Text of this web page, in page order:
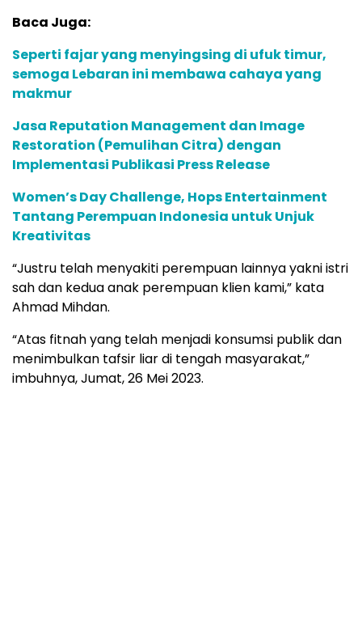
Baca Juga:
Seperti fajar yang menyingsing di ufuk timur,
semoga Lebaran ini membawa cahaya yang
makmur
Jasa Reputation Management dan Image
Restoration (Pemulihan Citra) dengan
Implementasi Publikasi Press Release
Women’s Day Challenge, Hops Entertainment
Tantang Perempuan Indonesia untuk Unjuk
Kreativitas
“Justru telah menyakiti perempuan lainnya yakni istri
sah dan kedua anak perempuan klien kami,” kata
Ahmad Mihdan.
“Atas fitnah yang telah menjadi konsumsi publik dan
menimbulkan tafsir liar di tengah masyarakat,”
imbuhnya, Jumat, 26 Mei 2023.